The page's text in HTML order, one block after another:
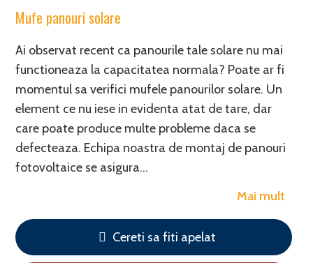
Mufe panouri solare
Ai observat recent ca panourile tale solare nu mai
functioneaza la capacitatea normala? Poate ar fi
momentul sa verifici mufele panourilor solare. Un
element ce nu iese in evidenta atat de tare, dar
care poate produce multe probleme daca se
defecteaza. Echipa noastra de montaj de panouri
fotovoltaice se asigura…
Mai mult
Cereti sa fiti apelat